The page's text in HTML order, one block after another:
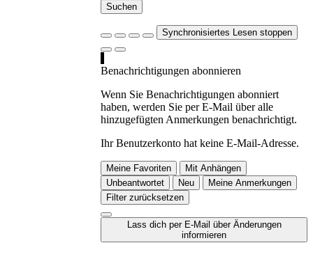
Suchen
Synchronisiertes Lesen stoppen
Benachrichtigungen abonnieren
Wenn Sie Benachrichtigungen abonniert
haben, werden Sie per E-Mail über alle
hinzugefügten Anmerkungen benachrichtigt.
Ihr Benutzerkonto hat keine E-Mail-Adresse.
Meine Favoriten
Mit Anhängen
Unbeantwortet
Neu
Meine Anmerkungen
Filter zurücksetzen
Lass dich per E-Mail über Änderungen
informieren